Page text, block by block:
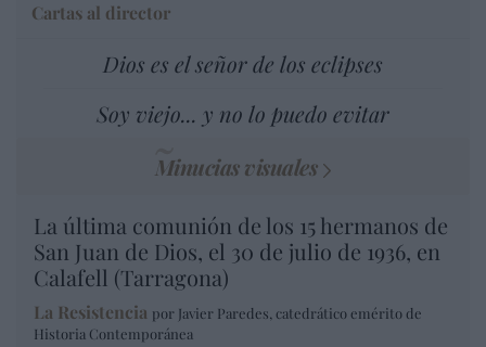
Cartas al director
Dios es el señor de los eclipses
Soy viejo... y no lo puedo evitar
Minucias visuales
La última comunión de los 15 hermanos de
San Juan de Dios, el 30 de julio de 1936, en
Calafell (Tarragona)
La Resistencia por Javier Paredes, catedrático emérito de
Historia Contemporánea